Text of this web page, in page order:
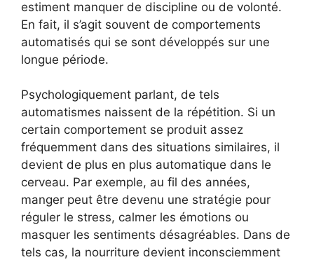
estiment manquer de discipline ou de volonté.
En fait, il s’agit souvent de comportements
automatisés qui se sont développés sur une
longue période.
Psychologiquement parlant, de tels
automatismes naissent de la répétition. Si un
certain comportement se produit assez
fréquemment dans des situations similaires, il
devient de plus en plus automatique dans le
cerveau. Par exemple, au fil des années,
manger peut être devenu une stratégie pour
réguler le stress, calmer les émotions ou
masquer les sentiments désagréables. Dans de
tels cas, la nourriture devient inconsciemment